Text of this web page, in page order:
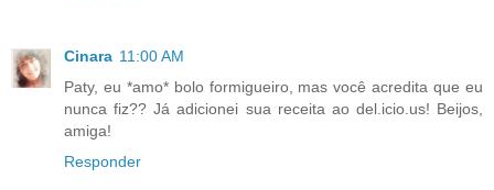
Cinara 11:00 AM
Paty, eu *amo* bolo formigueiro, mas você acredita que eu
nunca fiz?? Já adicionei sua receita ao del.icio.us! Beijos,
amiga!
Responder